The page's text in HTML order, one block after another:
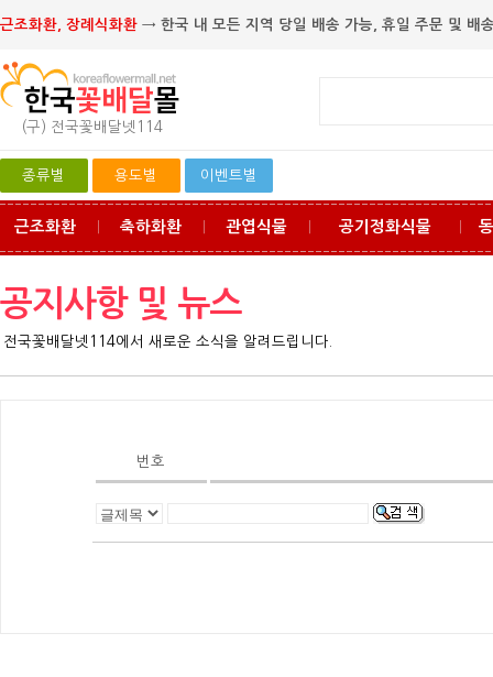
근조화환, 장례식화환 → 한국 내 모든 지역 당일 배송 가능, 휴일 주문 및 배
(구) 전국꽃배달넷114
종류별 용도별 이벤트별
근조화환 축하화환 관엽식물 공기정화식물
공지사항 및 뉴스
전국꽃배달넷114에서 새로운 소식을 알려드립니다.
번호